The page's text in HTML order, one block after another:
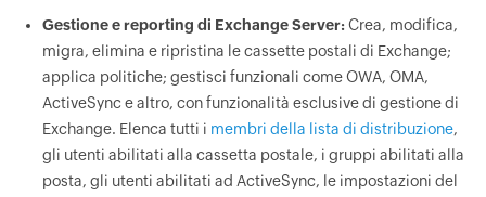
Gestione e reporting di Exchange Server:Crea, modifica,
migra, elimina e ripristina le cassette postali di Exchange;
applica politiche; gestisci funzionali come OWA, OMA,
ActiveSync e altro, con funzionalità esclusive di gestione di
Exchange. Elenca tutti i membri della lista di distribuzione,
gli utenti abilitati alla cassetta postale, i gruppi abilitati alla
posta, gli utenti abilitati ad ActiveSync, le impostazioni del